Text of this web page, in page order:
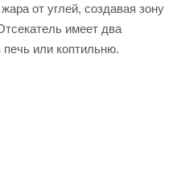
от углей, создавая зону
имеет два
или коптильню.